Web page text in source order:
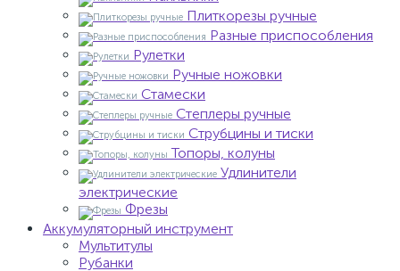
Плиткорезы ручные
Разные приспособления
Рулетки
Ручные ножовки
Стамески
Степлеры ручные
Струбцины и тиски
Топоры, колуны
Удлинители
электрические
Фрезы
Аккумуляторный инструмент
Мультитулы
Рубанки